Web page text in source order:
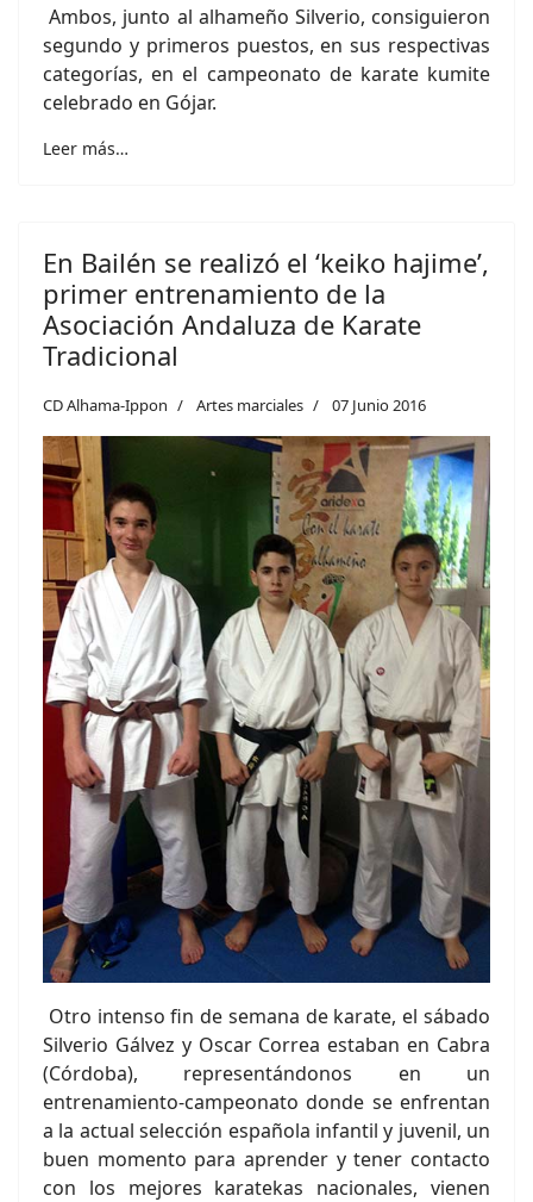
Ambos, junto al alhameño Silverio, consiguieron
segundo y primeros puestos, en sus respectivas
categorías, en el campeonato de karate kumite
celebrado en Gójar.
Leer más…
En Bailén se realizó el ‘keiko hajime’,
primer entrenamiento de la
Asociación Andaluza de Karate
Tradicional
CD Alhama-Ippon Artes marciales 07 Junio 2016
Otro intenso fin de semana de karate, el sábado
Silverio Gálvez y Oscar Correa estaban en Cabra
(Córdoba), representándonos en un
entrenamiento-campeonato donde se enfrentan
a la actual selección española infantil y juvenil, un
buen momento para aprender y tener contacto
con los mejores karatekas nacionales, vienen